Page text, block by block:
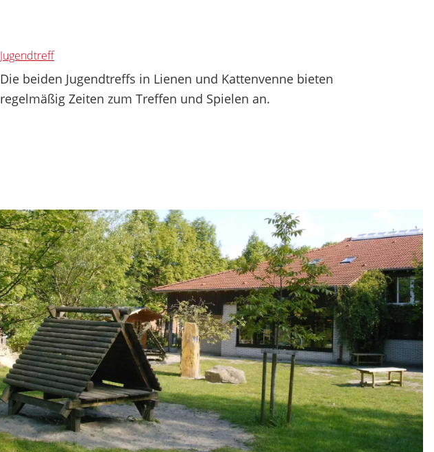
Jugendtreff
Die beiden Jugendtreffs in Lienen und Kattenvenne bieten
regelmäßig Zeiten zum Treffen und Spielen an.